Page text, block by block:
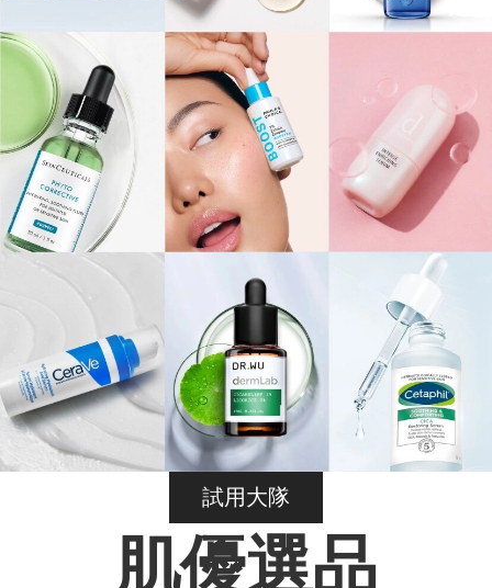
試用大隊
肌優選品